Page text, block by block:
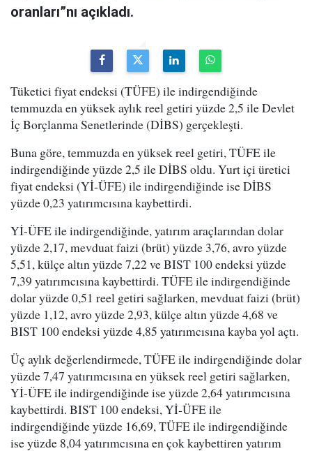
oranları”nı açıkladı.
Tüketici fiyat endeksi (TÜFE) ile indirgendiğinde
temmuzda en yüksek aylık reel getiri yüzde 2,5 ile Devlet
İç Borçlanma Senetlerinde (DİBS) gerçekleşti.
Buna göre, temmuzda en yüksek reel getiri, TÜFE ile
indirgendiğinde yüzde 2,5 ile DİBS oldu. Yurt içi üretici
fiyat endeksi (Yİ-ÜFE) ile indirgendiğinde ise DİBS
yüzde 0,23 yatırımcısına kaybettirdi.
Yİ-ÜFE ile indirgendiğinde, yatırım araçlarından dolar
yüzde 2,17, mevduat faizi (brüt) yüzde 3,76, avro yüzde
5,51, külçe altın yüzde 7,22 ve BIST 100 endeksi yüzde
7,39 yatırımcısına kaybettirdi. TÜFE ile indirgendiğinde
dolar yüzde 0,51 reel getiri sağlarken, mevduat faizi (brüt)
yüzde 1,12, avro yüzde 2,93, külçe altın yüzde 4,68 ve
BIST 100 endeksi yüzde 4,85 yatırımcısına kayba yol açtı.
Üç aylık değerlendirmede, TÜFE ile indirgendiğinde dolar
yüzde 7,47 yatırımcısına en yüksek reel getiri sağlarken,
Yİ-ÜFE ile indirgendiğinde ise yüzde 2,64 yatırımcısına
kaybettirdi. BIST 100 endeksi, Yİ-ÜFE ile
indirgendiğinde yüzde 16,69, TÜFE ile indirgendiğinde
ise yüzde 8,04 yatırımcısına en çok kaybettiren yatırım